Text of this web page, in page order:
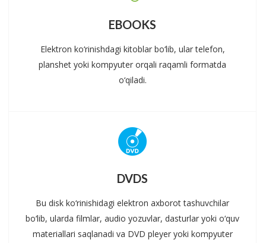
EBOOKS
Elektron ko‘rinishdagi kitoblar bo‘lib, ular telefon,
planshet yoki kompyuter orqali raqamli formatda
o‘qiladi.
DVDS
Bu disk ko‘rinishidagi elektron axborot tashuvchilar
bo‘lib, ularda filmlar, audio yozuvlar, dasturlar yoki o‘quv
materiallari saqlanadi va DVD pleyer yoki kompyuter